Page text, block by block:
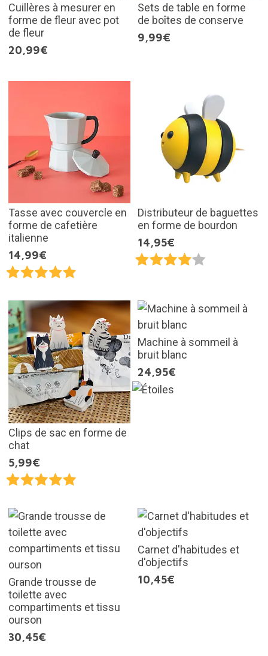
Cuillères à mesurer en
forme de fleur avec pot
de fleur
20,99€
Sets de table en forme
de boîtes de conserve
9,99€
Tasse avec couvercle en
forme de cafetière
italienne
14,99€
Distributeur de baguettes
en forme de bourdon
14,95€
Clips de sac en forme de
chat
5,99€
Machine à sommeil à
bruit blanc
24,95€
Grande trousse de
toilette avec
compartiments et tissu
ourson
30,45€
Carnet d'habitudes et
d'objectifs
10,45€